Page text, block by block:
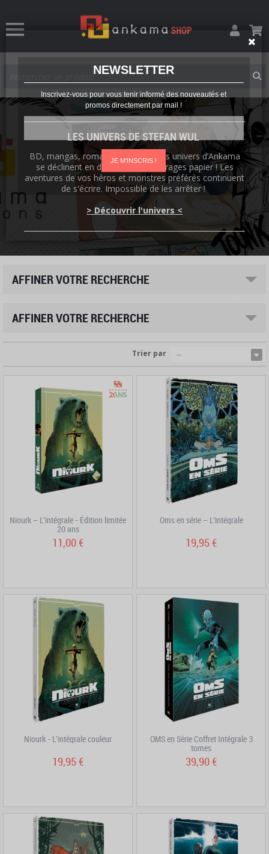
NEWSLETTER
Inscrivez-vous pour vous tenir informé des nouveautés et
promos directement par mail !
JE M'INSCRIS !
LES UNIVERS DE STEFAN WUL
BD, mangas, romans, artbooks : les univers d’Ankama
se déclinent en de nombreux ouvrages papier ! Les
aventures de vos héros et monstres préférés continuent
de s'écrire. Impossible de les arrêter !
> Découvrir l'univers <
AFFINER VOTRE RECHERCHE
AFFINER VOTRE RECHERCHE
Trier par --
Niourk – L'intégrale - Édition limitée
20 ans
11,00 €
Oms en série – L’intégrale
19,95 €
Niourk - L'intégrale couleur
19,95 €
OMS en Série Coffret Intégrale 3
tomes
39,90 €